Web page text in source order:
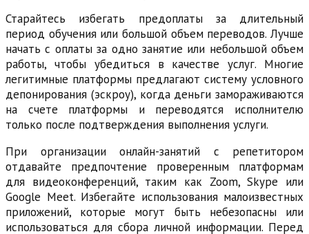
Старайтесь избегать предоплаты за длительный
период обучения или большой объем переводов. Лучше
начать с оплаты за одно занятие или небольшой объем
работы, чтобы убедиться в качестве услуг. Многие
легитимные платформы предлагают систему условного
депонирования (эскроу), когда деньги замораживаются
на счете платформы и переводятся исполнителю
только после подтверждения выполнения услуги.
При организации онлайн-занятий с репетитором
отдавайте предпочтение проверенным платформам
для видеоконференций, таким как Zoom, Skype или
Google Meet. Избегайте использования малоизвестных
приложений, которые могут быть небезопасны или
использоваться для сбора личной информации. Перед